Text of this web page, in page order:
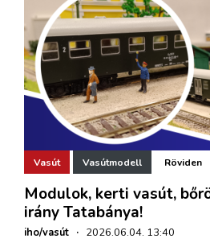
Vasút Vasútmodell Röviden
Modulok, kerti vasút,
irány Tatabánya!
iho/vasút · 2026.06.04. 13:40